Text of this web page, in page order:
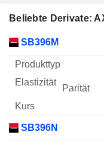
Beliebte Derivate:
WKN Typ
SB396M
SB396N